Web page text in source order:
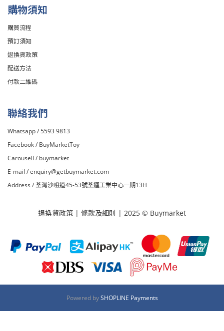
購物須知
購買流程
預訂須知
退換貨政策
配送方法
付款二維碼
聯絡我們
Whatsapp / 5593 9813
Facebook / BuyMarketToy
Carousell / buymarket
E-mail /enquiry@getbuymarket.com
Address / 荃灣沙咀道45-53號荃運工業中心一期13H
退換貨政策 | 條款及細則 | 2025 © Buymarket
Powered bySHOPLINE Payments